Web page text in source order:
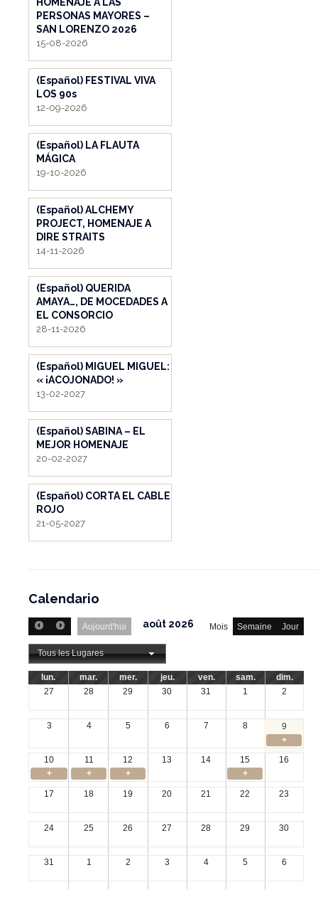
PERSONAS MAYORES –
SAN LORENZO 2026
15-08-2026
(Español) FESTIVAL VIVA
LOS 90s
12-09-2026
(Español) LA FLAUTA
MÁGICA
19-10-2026
(Español) ALCHEMY
PROJECT, HOMENAJE A
DIRE STRAITS
14-11-2026
(Español) QUERIDA
AMAYA…, DE MOCEDADES A
EL CONSORCIO
28-11-2026
(Español) MIGUEL MIGUEL:
« ¡ACOJONADO! »
13-02-2027
(Español) SABINA – EL
MEJOR HOMENAJE
20-02-2027
(Español) CORTA EL CABLE
ROJO
21-05-2027
Calendario
Aujourd'hui Mois Semaine Jour
août 2026
Tous les Lugares
lun. mar. mer. jeu. ven. sam.
dim.
27
28 29 30 31 1 2
3 4 5 6 7 8
9
+
10
11 12 13 14 15
16
+
+ + +
17 18 19 20 21 22 23
24 25 26 27 28 29 30
31 1 2 3 4 5 6